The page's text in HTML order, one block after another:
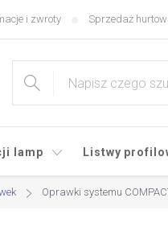
i zwroty Sprzedaż
lamp Listwy
Oprawki systemu